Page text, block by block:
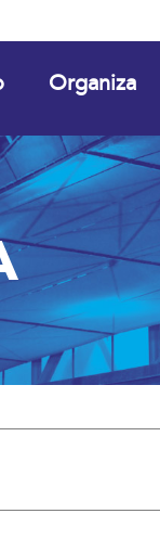
Organiza